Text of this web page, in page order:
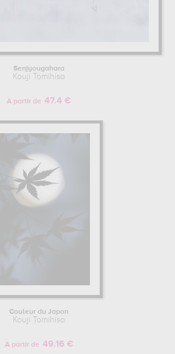
Senjyougahara
Kouji Tomihisa
A partir de 47.4 €
Couleur du Japon
Kouji Tomihisa
A partir de 49.16 €